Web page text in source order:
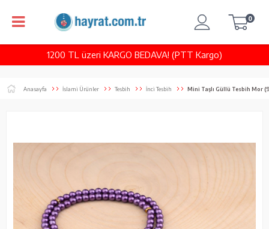
1200 TL üzeri KARGO BEDAVA! (PTT Kargo)
0
Anasayfa İslami Ürünler Tesbih İnci Tesbih Mini Taşlı Güllü Tesbih Mor